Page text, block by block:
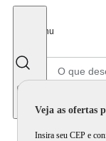
Menu
Veja as ofertas
Insira seu CEP e